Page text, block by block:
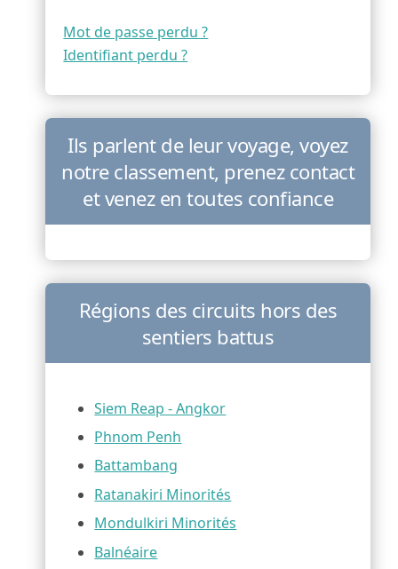
Mot de passe perdu ?
Identifiant perdu ?
Ils parlent de leur voyage, voyez
notre classement, prenez contact
et venez en toutes confiance
Régions des circuits hors des
sentiers battus
Siem Reap - Angkor
Phnom Penh
Battambang
Ratanakiri Minorités
Mondulkiri Minorités
Balnéaire